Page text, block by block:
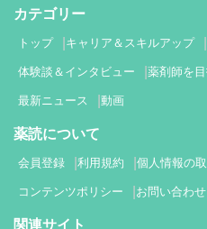
カテゴリー
トップ キャリア＆スキルアップ
体験談＆インタビュー 薬剤師を
最新ニュース 動画
薬読について
会員登録 利用規約 個人情報の
コンテンツポリシー お問い合わせ
関連サイト